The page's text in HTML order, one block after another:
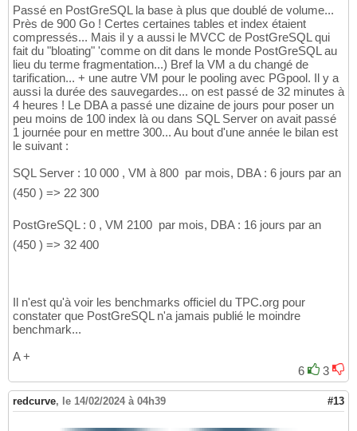
Passé en PostGreSQL la base à plus que doublé de volume...
Près de 900 Go ! Certes certaines tables et index étaient
compressés... Mais il y a aussi le MVCC de PostGreSQL qui
fait du "bloating" 'comme on dit dans le monde PostGreSQL au
lieu du terme fragmentation...) Bref la VM a du changé de
tarification... + une autre VM pour le pooling avec PGpool. Il y a
aussi la durée des sauvegardes... on est passé de 32 minutes à
4 heures ! Le DBA a passé une dizaine de jours pour poser un
peu moins de 100 index là ou dans SQL Server on avait passé
1 journée pour en mettre 300... Au bout d'une année le bilan est
le suivant :
SQL Server : 10 000 , VM à 800  par mois, DBA : 6 jours par an
(450 ) => 22 300 
PostGreSQL : 0 , VM 2100  par mois, DBA : 16 jours par an
(450 ) => 32 400 
Il n'est qu'à voir les benchmarks officiel du TPC.org pour
constater que PostGreSQL n'a jamais publié le moindre
benchmark...
A +
6
3
redcurve, le 14/02/2024 à 04h39 #13